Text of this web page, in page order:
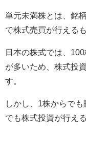
単元未満株とは、銘
で株式売買が行える
日本の株式では、
が多いため、株式投
す。
しかし、1株からで
でも株式投資が行え